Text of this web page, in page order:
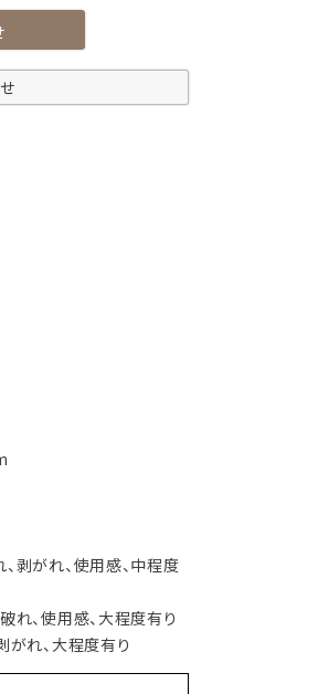
剥がれ、使用感、中程度
れ、使用感、大程度有り
がれ、大程度有り